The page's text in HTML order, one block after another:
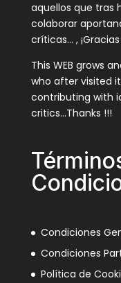
aquellos que tras
colaborar
críticas… ,
This WEB grows
who after visited
contributing with
critics…Thanks !!!
Condiciones
Condiciones
Política de